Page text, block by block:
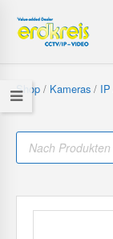
Shop / Kameras / IP
P
o